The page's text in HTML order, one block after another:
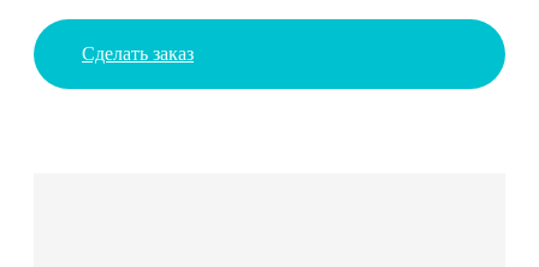
Сделать заказ